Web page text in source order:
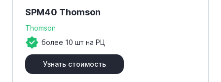
SPM40 Thomson
Thomson
более 10 шт на РЦ
Узнать стоимость